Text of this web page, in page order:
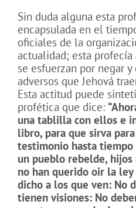
Sin duda alguna esta
encapsulada en el
oficiales de la
actualidad; esta
se esfuerzan por negar
adversos que Jehová
Esta actitud puede
profética que dice:
una tablilla con ellos e
libro, para que sirva
testimonio hasta
un pueblo rebelde,
no han querido oir la ley
dicho a los que ven: No
tienen visiones: No